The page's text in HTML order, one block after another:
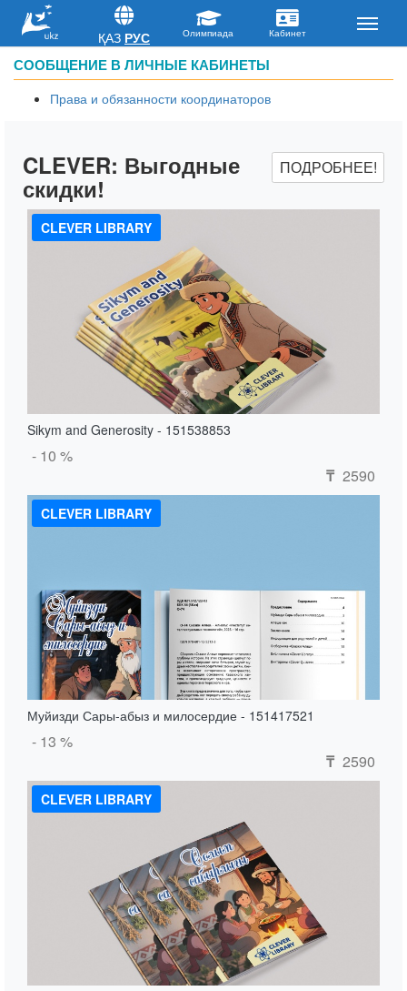
СООБЩЕНИЕ В ЛИЧНЫЕ КАБИНЕТЫ
Права и обязанности координаторов
CLEVER: Выгодные
скидки!
ПОДРОБНЕЕ!
CLEVER LIBRARY
Sikym and Generosity - 151538853
- 10 %
₸ 2590
CLEVER LIBRARY
Муйизди Сары-абыз и милосердие - 151417521
- 13 %
₸ 2590
CLEVER LIBRARY
ҚАЗ РУС